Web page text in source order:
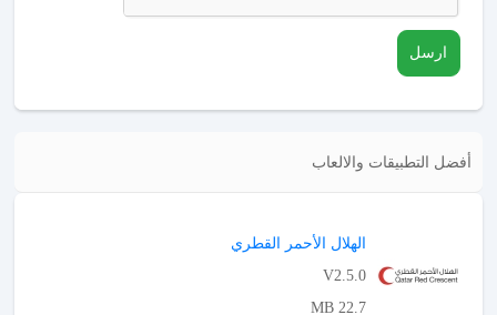
ارسل
أفضل التطبيقات والالعاب
الهلال الأحمر القطري
V2.5.0
22.7 MB